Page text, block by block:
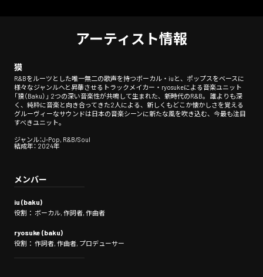
アーティスト情報
獏
R&Bをルーツとした唯一無二の歌声を持つボーカル・iuと、ポップスをベースに
様々なジャンルへと昇華させるトラックメイカー・ryosukeによる音楽ユニット
「獏（Baku）」 2つの深い音楽性が共鳴して生まれた、新時代のR&B。 誰よりも深
く、純粋に音楽と向き合ってきた2人による、新しくもどこか懐かしさを覚える
グルーヴィーなサウンドは日本の音楽シーンに新たな風を吹き込む、今最も注目
すべきユニット。
ジャンル：J-Pop, R&B/Soul
結成年： 2024年
メンバー
iu (baku)
役割： ボーカル, 作詞者, 作曲者
ryosuke (baku)
役割： 作詞者, 作曲者, プロデューサー